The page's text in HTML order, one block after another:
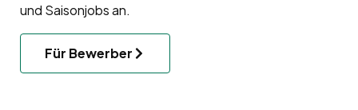
und Saisonjobs an.
Für Bewerber